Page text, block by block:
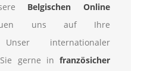
Belgischen Online
uns auf Ihre
Unser internationaler
gerne in französicher